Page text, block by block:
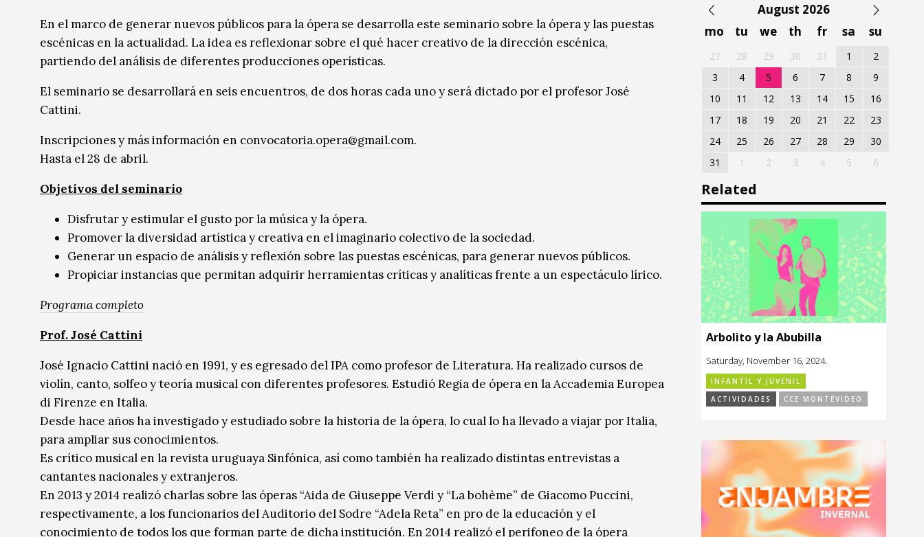
Música
Música
Sin categoríaSin categoría
En el marco de generar nuevos públicos para la ópera se desarrolla este seminario sobre la ópera y las puestas
escénicas en la actualidad. La idea es reflexionar sobre el qué hacer creativo de la dirección escénica,
partiendo del análisis de diferentes producciones operísticas.
El seminario se desarrollará en seis encuentros, de dos horas cada uno y será dictado por el profesor José
Cattini.
Inscripciones y más información en convocatoria.opera@gmail.com.
Hasta el 28 de abril.
Objetivos del seminario
Disfrutar y estimular el gusto por la música y la ópera.
Promover la diversidad artística y creativa en el imaginario colectivo de la sociedad.
Generar un espacio de análisis y reflexión sobre las puestas escénicas, para generar nuevos públicos.
Propiciar instancias que permitan adquirir herramientas críticas y analíticas frente a un espectáculo lírico.
Programa completo
Prof. José Cattini
José Ignacio Cattini nació en 1991, y es egresado del IPA como profesor de Literatura. Ha realizado cursos de
violín, canto, solfeo y teoría musical con diferentes profesores. Estudió Regia de ópera en la Accademia Europea
di Firenze en Italia.
Desde hace años ha investigado y estudiado sobre la historia de la ópera, lo cual lo ha llevado a viajar por Italia,
para ampliar sus conocimientos.
Es crítico musical en la revista uruguaya Sinfónica, así como también ha realizado distintas entrevistas a
cantantes nacionales y extranjeros.
En 2013 y 2014 realizó charlas sobre las óperas “Aida de Giuseppe Verdi y “La bohème” de Giacomo Puccini,
respectivamente, a los funcionarios del Auditorio del Sodre “Adela Reta” en pro de la educación y el
conocimiento de todos los que forman parte de dicha institución. En 2014 realizó el perifoneo de la ópera
August 2026
mo
tu we th fr sa su
27 28 29 30 31 1
2
3
4 5 6 7 8
9
10
11 12 13 14 15
16
17
18 19 20 21 22
23
24
25 26 27 28 29
30
31
1 2 3 4 5 6
Related
Arbolito y la Abubilla
Saturday, November 16, 2024.
INFANTIL Y JUVENIL
ACTIVIDADES
CCE MONTEVIDEO